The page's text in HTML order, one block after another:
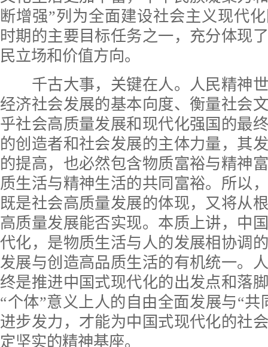
断增强”列为全面建设社会主义现代
时期的主要目标任务之一，充分体现
民立场和价值方向。
千古大事，关键在人。人民精神世
经济社会发展的基本向度、衡量社会
乎社会高质量发展和现代化强国的最
的创造者和社会发展的主体力量，其
的提高，也必然包含物质富裕与精神
质生活与精神生活的共同富裕。所以
既是社会高质量发展的体现，又将从
高质量发展能否实现。本质上讲，中
代化，是物质生活与人的发展相协调
发展与创造高品质生活的有机统一。
终是推进中国式现代化的出发点和落
“个体”意义上人的自由全面发展与“共
进步发力，才能为中国式现代化的社
定坚实的精神基座。